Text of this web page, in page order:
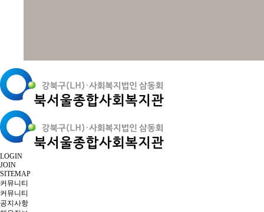
LOGIN
JOIN
SITEMAP
커뮤니티
커뮤니티
공지사항